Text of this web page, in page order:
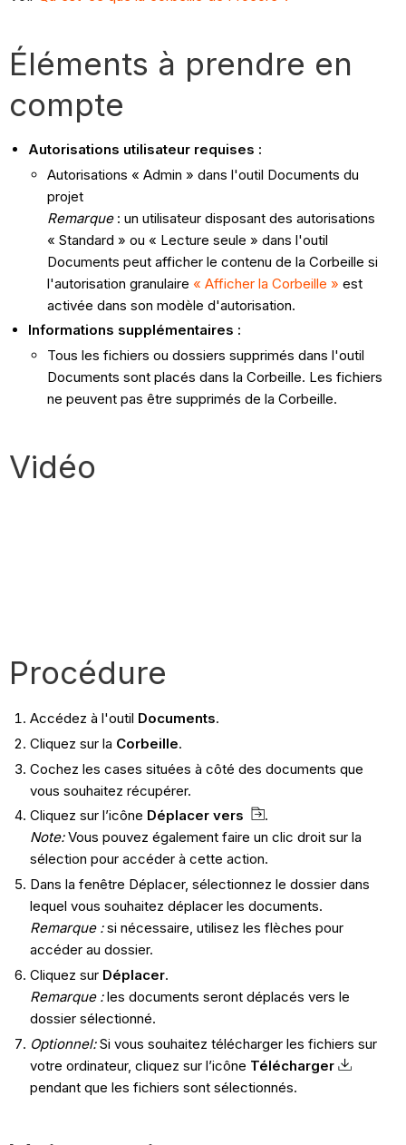
Éléments à prendre en
compte
Autorisations utilisateur requises :
Autorisations « Admin » dans l'outil Documents du
projet
Remarque: un utilisateur disposant des autorisations
« Standard » ou « Lecture seule » dans l'outil
Documents peut afficher le contenu de la Corbeille si
l'autorisation granulaire « Afficher la Corbeille » est
activée dans son modèle d'autorisation.
Informations supplémentaires :
Tous les fichiers ou dossiers supprimés dans l'outil
Documents sont placés dans la Corbeille. Les fichiers
ne peuvent pas être supprimés de la Corbeille.
Vidéo
Procédure
Accédez à l'outil Documents.
Cliquez sur la Corbeille.
Cochez les cases situées à côté des documents que
vous souhaitez récupérer.
Cliquez sur l’icône Déplacer vers
.
Note:Vous pouvez également faire un clic droit sur la
sélection pour accéder à cette action.
Dans la fenêtre Déplacer, sélectionnez le dossier dans
lequel vous souhaitez déplacer les documents.
Remarque :si nécessaire, utilisez les flèches pour
accéder au dossier.
Cliquez sur Déplacer.
Remarque :les documents seront déplacés vers le
dossier sélectionné.
Optionnel:Si vous souhaitez télécharger les fichiers sur
votre ordinateur, cliquez sur l’icône Télécharger
pendant que les fichiers sont sélectionnés.